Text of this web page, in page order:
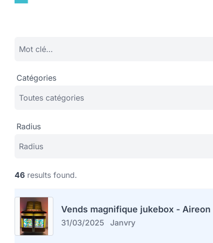
Catégories
Radius
46 results found.
Vends magnifique jukebox - Aireon
31/03/2025 Janvry